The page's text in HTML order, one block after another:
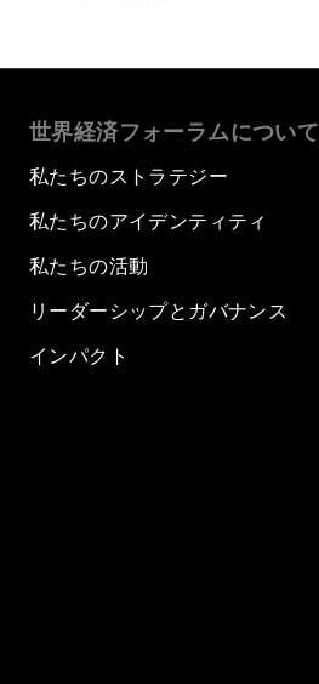
世界経済フォーラムについて
私たちのストラテジー
私たちのアイデンティティ
私たちの活動
リーダーシップとガバナンス
インパクト